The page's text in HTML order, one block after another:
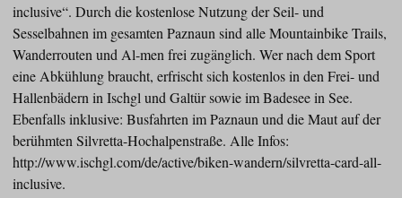
inclusive“. Durch die kostenlose Nutzung der Seil- und
Sesselbahnen im gesamten Paznaun sind alle Mountainbike Trails,
Wanderrouten und Al-men frei zugänglich. Wer nach dem Sport
eine Abkühlung braucht, erfrischt sich kostenlos in den Frei- und
Hallenbädern in Ischgl und Galtür sowie im Badesee in See.
Ebenfalls inklusive: Busfahrten im Paznaun und die Maut auf der
berühmten Silvretta-Hochalpenstraße. Alle Infos:
http://www.ischgl.com/de/active/biken-wandern/silvretta-card-all-
inclusive.